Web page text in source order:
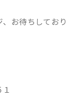
お待ちしており